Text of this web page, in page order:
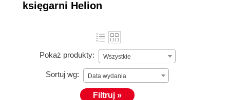
księgarni Helion
Pokaż produkty: Wszystkie
Sortuj wg: Data wydania
Filtruj »